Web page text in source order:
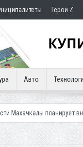
Герои Z
Авто
внедрить новую